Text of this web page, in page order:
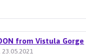
from Vistula Gorge
23.05.2021